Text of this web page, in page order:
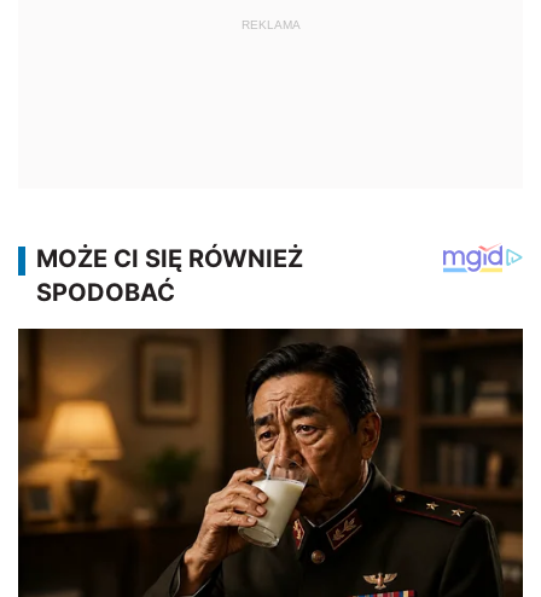
REKLAMA